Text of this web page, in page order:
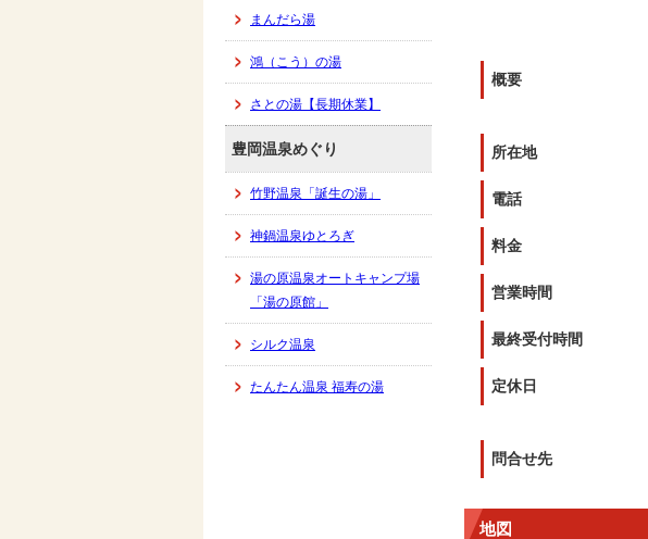
概要
所在地
電話
料金
営業時間
最終受付時間
定休日
問合せ先
地図
まんだら湯
鴻（こう）の湯
さとの湯【長期休業】
豊岡温泉めぐり
竹野温泉「誕生の湯」
神鍋温泉ゆとろぎ
湯の原温泉オートキャンプ場
「湯の原館」
シルク温泉
たんたん温泉 福寿の湯